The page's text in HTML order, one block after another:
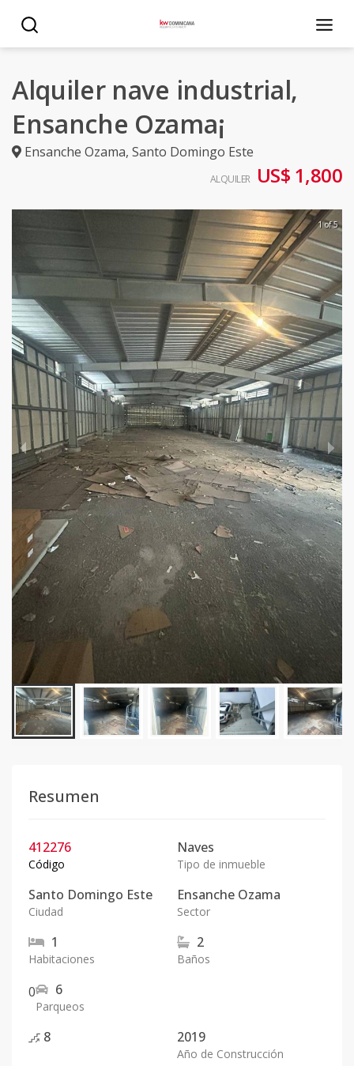
Alquiler nave industrial,
Ensanche Ozama¡
Ensanche Ozama, Santo Domingo Este
ALQUILER US$ 1,800
1 of 5
Resumen
412276
Código
Naves
Tipo de inmueble
Santo Domingo Este
Ciudad
Ensanche Ozama
Sector
1
Habitaciones
2
Baños
0 6
Parqueos
8 2019
Año de Construcción